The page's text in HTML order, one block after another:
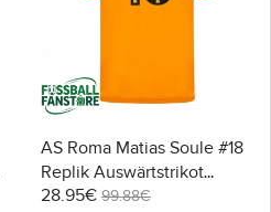
AS Roma Matias Soule #18
Replik Auswärtstrikot
2025-26 Kurzarm
28.95€ 99.88€